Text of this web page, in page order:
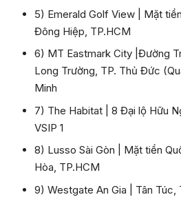
5) Emerald Golf View | Mặt
Đông Hiệp, TP.HCM
6) MT Eastmark City |Đường
Long Trường, TP. Thủ Đức
Minh
7) The Habitat | 8 Đại lộ Hữu
VSIP 1
8) Lusso Sài Gòn | Mặt tiền
Hòa, TP.HCM
9) Westgate An Gia | Tân Túc,